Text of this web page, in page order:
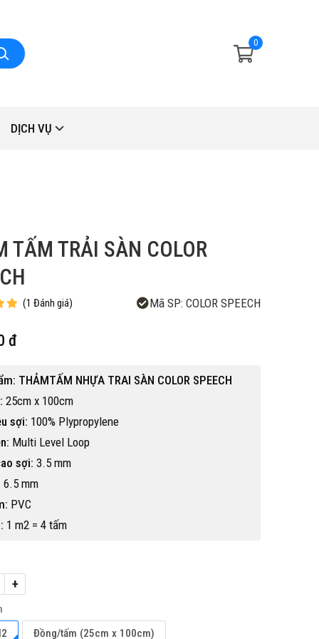
0
DỊCH VỤ
TẤM TRẢI SÀN COLOR
(1 Đánh giá) Mã SP: COLOR SPEECH
đ
THẢMTẤM NHỰA TRAI SÀN COLOR SPEECH
25cm x 100cm
sợi: 100% Plypropylene
Multi Level Loop
sợi: 3.5 mm
6.5 mm
PVC
1 m2 = 4 tấm
+
Đồng/tấm (25cm x 100cm)